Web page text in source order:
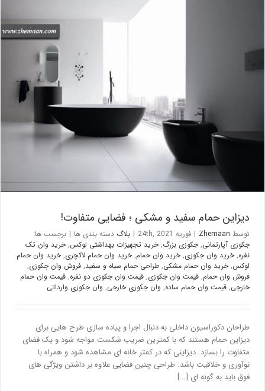
دیزاین حمام سفید و مشکی ؛ فضایی متفاوت!
بلاگ
دیزاین حمام سفید و مشکی ؛ فضایی متفاوت!
توسطZhemaan
| فوریه 24th, 2021 | بلاگدسته بندی ها
برچسب ها:
جکوزی آپارتمانی,جکوزی بزرگ,خرید تجهیزات بهداشتی لوکس,خرید وان تک
,خرید وان جکوزی,خرید وان حمام,خرید وان حمام لاکچری,خرید وان حمام
لوکس,خرید وان حمام مشکی,طراحی حمام سیاه و سفید,فروش وان جکوزی,
فروش وان حمام,قیمت وان جکوزی,قیمت وان جکوزی دو نفره ,قیمت وان حمام
خارجی,قیمت وان حمام ساده,وان جکوزی خارجی,وان جکوزی وارداتی
طراحان دکوراسیون داخلی به دنبال اجرا و پیاده سازی طرح هایی برای
دیزاین حمام هستند که با کمترین ضریب شکست مواجه شود و یک فضای
متفاوت را بسازد. دیزاینی که در کمتر خانه ای مشاهده شود و همراه با
نوآوری و خلاقیت باشد. طراحی چنین فضایی علاوه بر داشتن ویژگی های
فوق باید به گونه ای [...]